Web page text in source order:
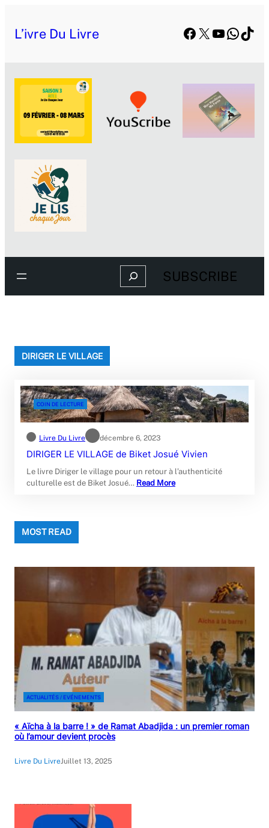
auL’ivre Du Livre Facebook
X YouTube
Search SUBSCRIBE
DIRIGER LE VILLAGE
COIN DE LECTURE
Livre Du Livre décembre 6, 2023
DIRIGER LE VILLAGE de Biket Josué Vivien
Le livre Diriger le village pour un retour à l’authenticité
culturelle est de Biket Josué… Read More
MOST READ
ACTUALITÉS / EVÉNEMENTS
« Aïcha à la barre ! » de Ramat Abadjida : un premier roman
où l’amour devient procès
Livre Du LivreJuillet 13, 2025